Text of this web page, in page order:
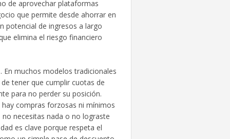
de aprovechar plataformas
que permite desde ahorrar en
potencial de ingresos a largo
elimina el riesgo financiero
muchos modelos tradicionales
tener que cumplir cuotas de
para no perder su posición.
compras forzosas ni mínimos
necesitas nada o no lograste
es clave porque respeta el